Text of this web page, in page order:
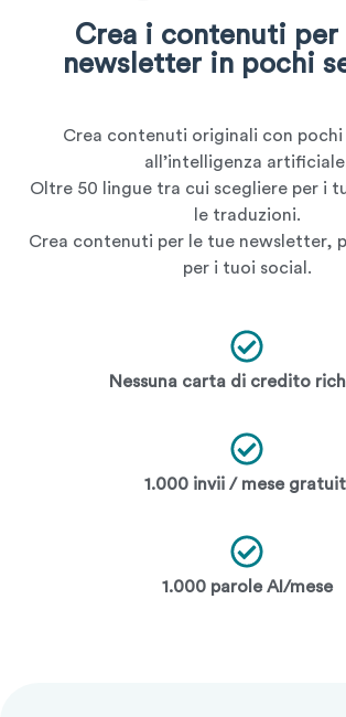
Crea i contenuti per
newsletter in pochi
Crea contenuti originali con
all’intelligenza
Oltre 50 lingue tra cui scegliere per i
le traduzioni.
Crea contenuti per le tue newsletter,
per i tuoi social.
Nessuna carta di credito
1.000 invii / mese
1.000 parole AI/mese